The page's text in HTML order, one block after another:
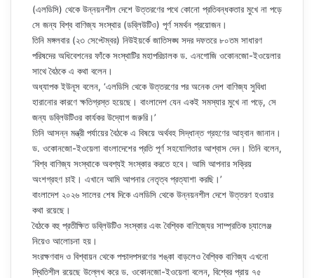
(এলডিসি) থেকে উন্নয়নশীল দেশে উত্তরণের পথে কোনো প্রতিবন্ধকতার মুখে না পড়ে
সে জন্য বিশ্ব বাণিজ্য সংস্থার (ডব্লিউটিও) পূর্ণ সমর্থন প্রয়োজন।
তিনি মঙ্গলবার (২৩ সেপ্টেম্বর) নিউইয়র্কে জাতিসঙ্ঘ সদর দফতরে ৮০তম সাধারণ
পরিষদের অধিবেশনের ফাঁকে সংস্থাটির মহাপরিচালক ড. এনগোজি ওকোনজো-ইওয়েলার
সাথে বৈঠকে এ কথা বলেন।
অধ্যাপক ইউনূস বলেন, ‘এলডিসি থেকে উত্তরণের পর অনেক দেশ বাণিজ্য সুবিধা
হারানোর কারণে ক্ষতিগ্রস্ত হয়েছে। বাংলাদেশ যেন একই সমস্যার মুখে না পড়ে, সে
জন্য ডব্লিউটিওর কার্যকর উদ্যোগ জরুরি।’
তিনি আসন্ন মন্ত্রী পর্যায়ের বৈঠকে এ বিষয়ে অর্থবহ সিদ্ধান্ত গ্রহণের আহ্বান জানান।
ড. ওকোনজো-ইওয়েলা বাংলাদেশের প্রতি পূর্ণ সহযোগিতার আশ্বাস দেন। তিনি বলেন,
‘বিশ্ব বাণিজ্য সংস্থাকে অবশ্যই সংস্কার করতে হবে। আমি আপনার সক্রিয়
অংশগ্রহণ চাই। এখানে আমি আপনার নেতৃত্ব প্রত্যাশা করছি।’
বাংলাদেশ ২০২৬ সালের শেষ দিকে এলডিসি থেকে উন্নয়নশীল দেশে উত্তরণ হওয়ার
কথা রয়েছে।
বৈঠকে বহু প্রতীক্ষিত ডব্লিউটিও সংস্কার এবং বৈশ্বিক বাণিজ্যের সাম্প্রতিক চ্যালেঞ্জ
নিয়েও আলোচনা হয়।
সংরক্ষণবাদ ও বিশ্বায়ন থেকে পশ্চাদপসরণের শঙ্কা বাড়লেও বৈশ্বিক বাণিজ্য এখনো
স্থিতিশীল রয়েছে উল্লেখ করে ড. ওকোনজো-ইওয়েলা বলেন, বিশ্বের প্রায় ৭৫